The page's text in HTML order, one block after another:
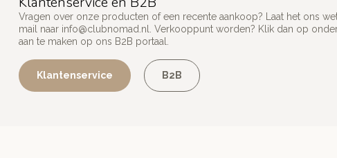
Vragen over onze producten of een recente aankoop? Laat het ons
mail naar info@clubnomad.nl
. Verkooppunt worden? Klik dan op
aan te maken op ons B2B portaal.
Klantenservice B2B